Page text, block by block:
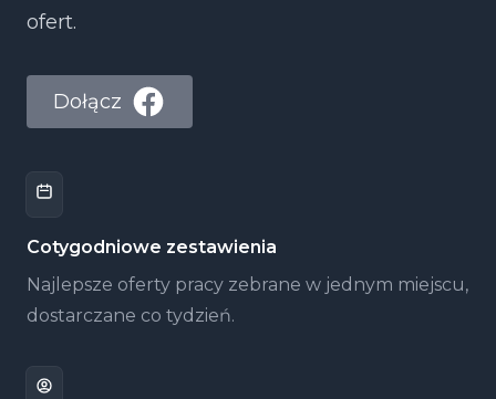
ofert.
Dołącz
Cotygodniowe zestawienia
Najlepsze oferty pracy zebrane w jednym miejscu,
dostarczane co tydzień.